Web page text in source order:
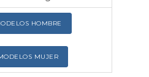
HOMBRE
MUJER